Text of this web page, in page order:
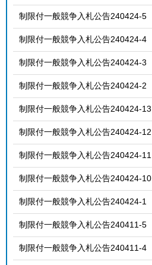
制限付一般競争入札公告240424-5
制限付一般競争入札公告240424-4
制限付一般競争入札公告240424-3
制限付一般競争入札公告240424-2
制限付一般競争入札公告240424-13
制限付一般競争入札公告240424-12
制限付一般競争入札公告240424-11
制限付一般競争入札公告240424-10
制限付一般競争入札公告240424-1
制限付一般競争入札公告240411-5
制限付一般競争入札公告240411-4